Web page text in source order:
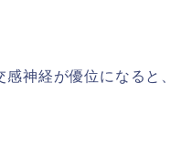
神経が優位になると、